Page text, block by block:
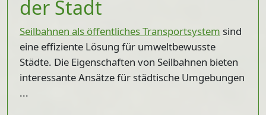
der Stadt
Seilbahnen als öffentliches Transportsystem sind
eine effiziente Lösung für umweltbewusste
Städte. Die Eigenschaften von Seilbahnen bieten
interessante Ansätze für städtische Umgebungen
...